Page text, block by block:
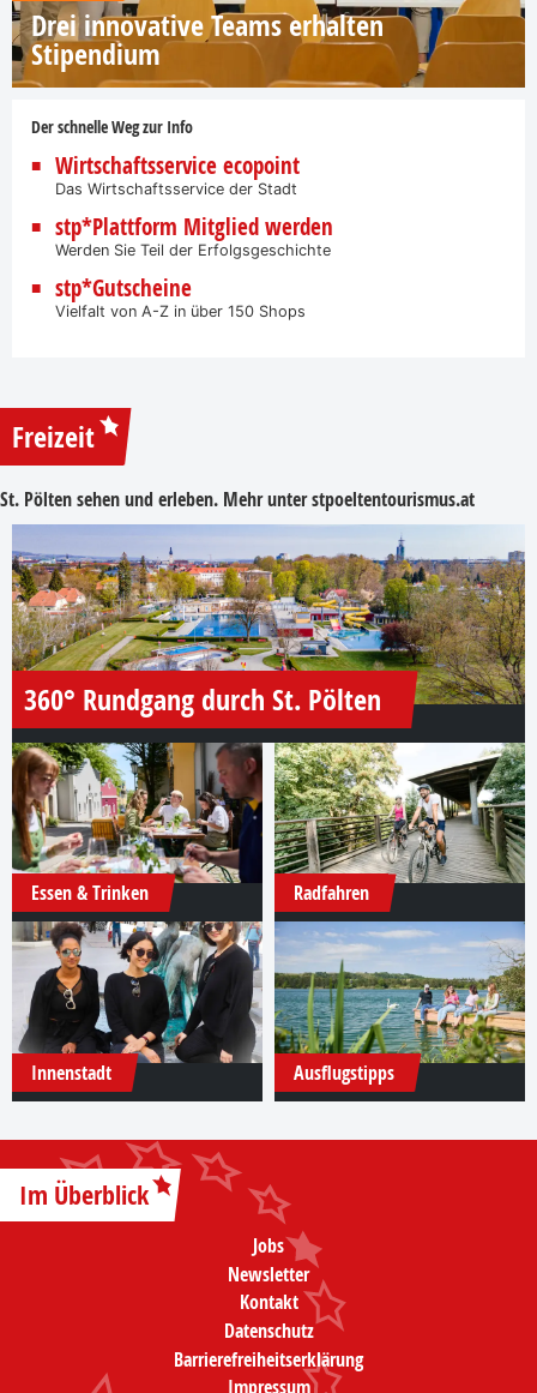
Drei innovative Teams erhalten
Stipendium
Der schnelle Weg zur Info
Wirtschaftsservice ecopoint
Das Wirtschaftsservice der Stadt
stp*Plattform Mitglied werden
Werden Sie Teil der Erfolgsgeschichte
stp*Gutscheine
Vielfalt von A-Z in über 150 Shops
Freizeit
St. Pölten sehen und erleben. Mehr unterstpoeltentourismus.at
360° Rundgang durch St. Pölten
Essen & Trinken Radfahren
Innenstadt Ausflugstipps
Im Überblick
Jobs
Newsletter
Kontakt
Datenschutz
Barrierefreiheitserklärung
Impressum